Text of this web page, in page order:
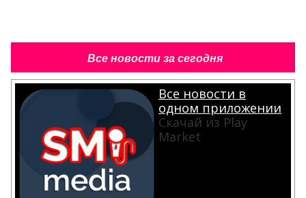
Все новости за сегодня
Все новости в
одном приложении
Скачай из Play
Market